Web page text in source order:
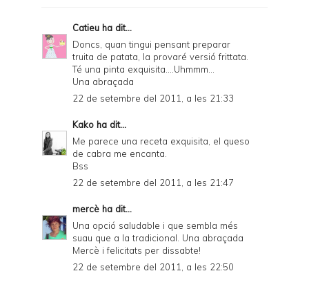
e
n
d
l
a
n
d
P
D
Catieu ha dit...
Doncs, quan tingui pensant preparar
truita de patata, la provaré versió frittata.
Té una pinta exquisita....Uhmmm...
Una abraçada
22 de setembre del 2011, a les 21:33
Kako ha dit...
Me parece una receta exquisita, el queso
de cabra me encanta.
Bss
22 de setembre del 2011, a les 21:47
mercè ha dit...
Una opció saludable i que sembla més
suau que a la tradicional. Una abraçada
Mercè i felicitats per dissabte!
22 de setembre del 2011, a les 22:50